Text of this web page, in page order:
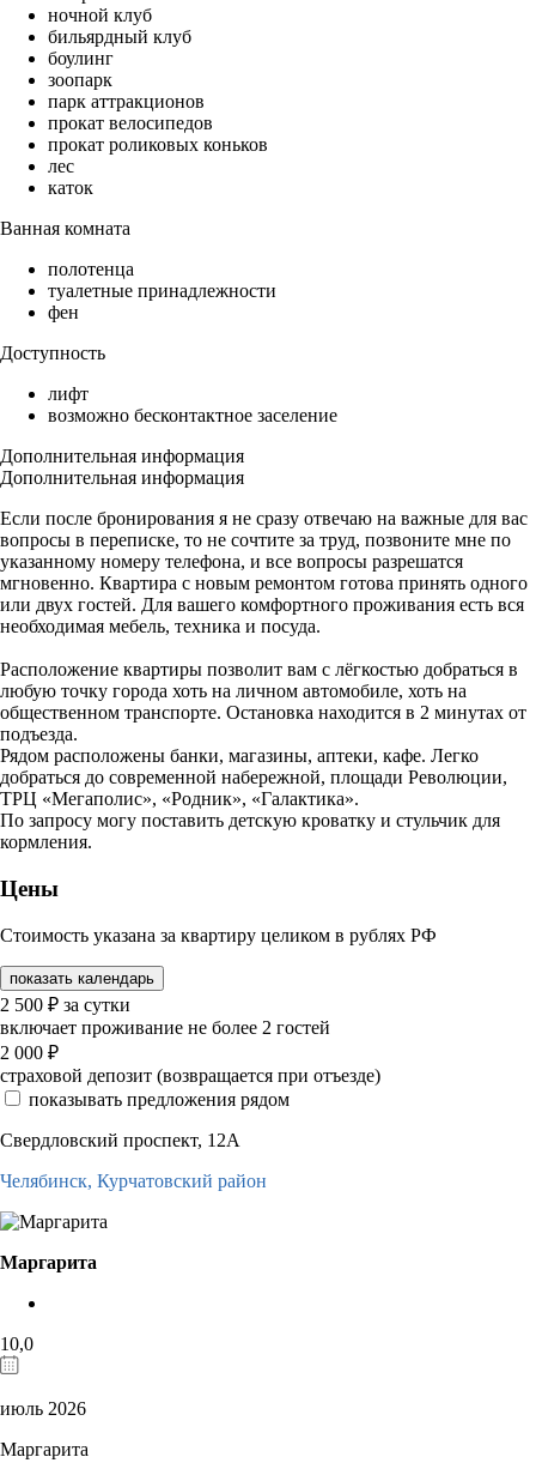
ночной клуб
бильярдный клуб
боулинг
зоопарк
парк аттракционов
прокат велосипедов
прокат роликовых коньков
лес
каток
Ванная комната
полотенца
туалетные принадлежности
фен
Доступность
лифт
возможно бесконтактное заселение
Дополнительная информация
Дополнительная информация
Если после бронирования я не сразу отвечаю на важные для вас
вопросы в переписке, то не сочтите за труд, позвоните мне по
указанному номеру телефона, и все вопросы разрешатся
мгновенно. Квартира с новым ремонтом готова принять одного
или двух гостей. Для вашего комфортного проживания есть вся
необходимая мебель, техника и посуда.
Расположение квартиры позволит вам с лёгкостью добраться в
любую точку города хоть на личном автомобиле, хоть на
общественном транспорте. Остановка находится в 2 минутах от
подъезда.
Рядом расположены банки, магазины, аптеки, кафе. Легко
добраться до современной набережной, площади Революции,
ТРЦ «Мегаполис», «Родник», «Галактика».
По запросу могу поставить детскую кроватку и стульчик для
кормления.
Цены
Стоимость указана за квартиру целиком в рублях РФ
показать календарь
2 500 ₽ за сутки
включает проживание не более 2 гостей
2 000 ₽
страховой депозит (возвращается при отъезде)
показывать предложения рядом
Свердловский проспект, 12А
Челябинск, Курчатовский район
Маргарита
10,0
июль 2026
Маргарита